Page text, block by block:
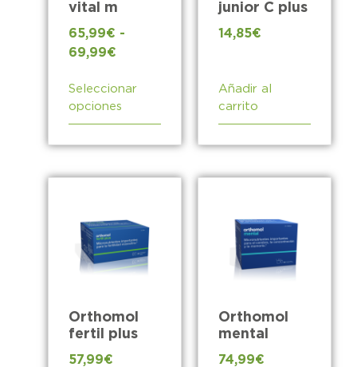
vital m
65,99€ -
69,99€
Seleccionar
opciones
junior C plus
14,85€
Añadir al
carrito
Orthomol
fertil plus
57,99€
Orthomol
mental
74,99€